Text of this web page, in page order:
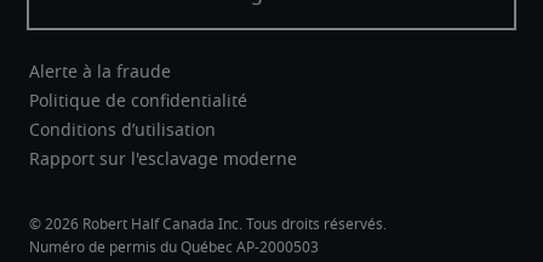
Alerte à la fraude
Politique de confidentialité
Conditions d’utilisation
Rapport sur l'esclavage moderne
Robert Half Canada Inc. Tous droits réservés.